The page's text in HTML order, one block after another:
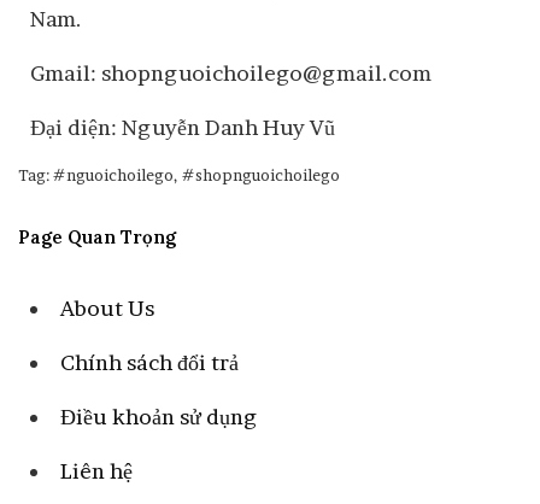
Nam.
Gmail: shopnguoichoilego@gmail.com
Đại diện: Nguyễn Danh Huy Vũ
Tag: #nguoichoilego, #shopnguoichoilego
Page Quan Trọng
About Us
Chính sách đổi trả
Điều khoản sử dụng
Liên hệ